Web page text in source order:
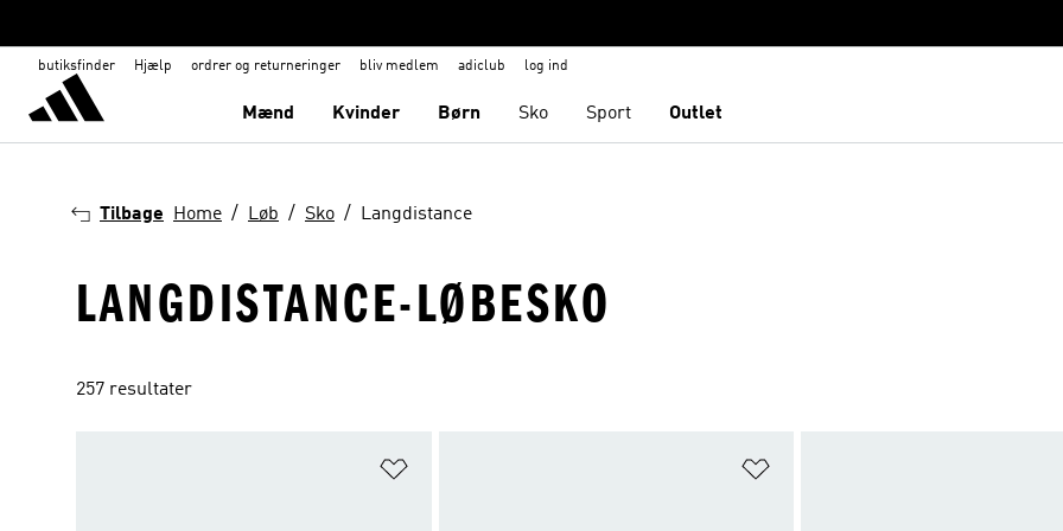
butiksfinder Hjælp ordrer og returneringer bliv medlem adiclub log ind
Mænd Kvinder Børn Sko Sport Outlet
Tilbage Home Løb Sko Langdistance
LANGDISTANCE-LØBESKO
257 resultater